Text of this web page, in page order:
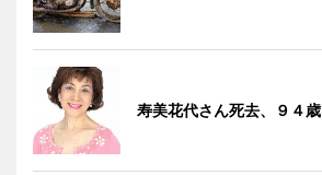
寿美花代さん死去、９４歳